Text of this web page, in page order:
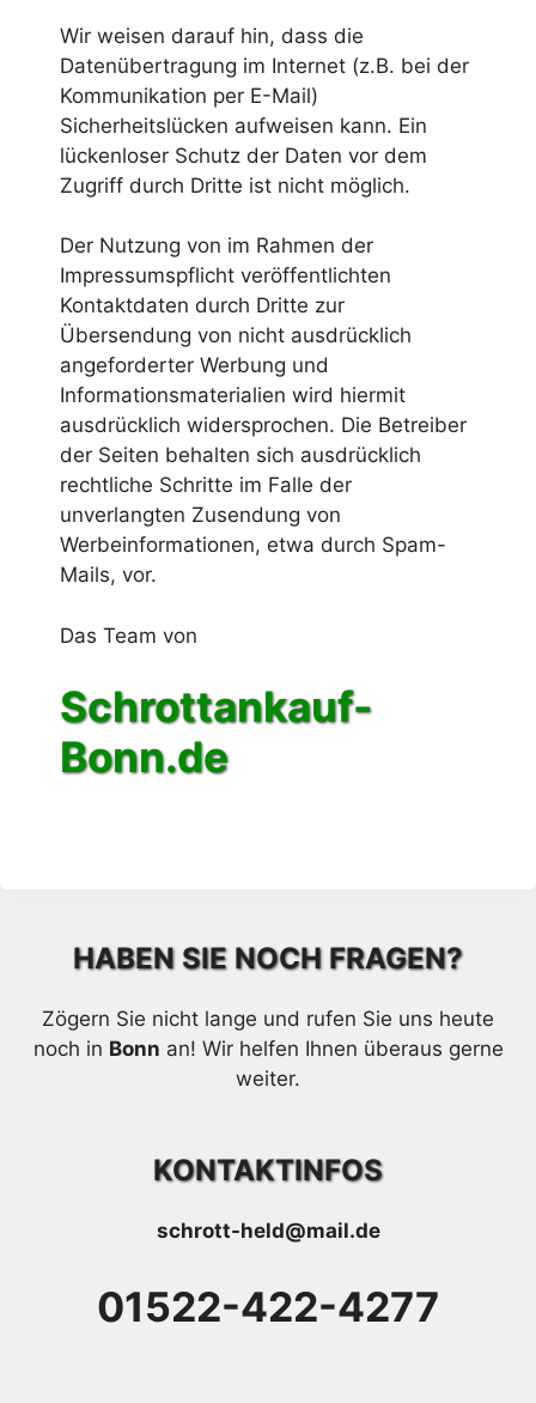
Wir weisen darauf hin, dass die
Datenübertragung im Internet (z.B. bei der
Kommunikation per E-Mail)
Sicherheitslücken aufweisen kann. Ein
lückenloser Schutz der Daten vor dem
Zugriff durch Dritte ist nicht möglich.
Der Nutzung von im Rahmen der
Impressumspflicht veröffentlichten
Kontaktdaten durch Dritte zur
Übersendung von nicht ausdrücklich
angeforderter Werbung und
Informationsmaterialien wird hiermit
ausdrücklich widersprochen. Die Betreiber
der Seiten behalten sich ausdrücklich
rechtliche Schritte im Falle der
unverlangten Zusendung von
Werbeinformationen, etwa durch Spam-
Mails, vor.
Das Team von
Schrottankauf-
Bonn.de
HABEN SIE NOCH FRAGEN?
Zögern Sie nicht lange und rufen Sie uns heute
noch in Bonn an! Wir helfen Ihnen überaus gerne
weiter.
KONTAKTINFOS
schrott-held@mail.de
01522-422-4277